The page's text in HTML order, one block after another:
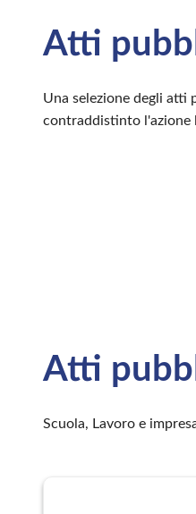
Atti
Una selezione degli atti
contraddistinto l'azione
Atti
Scuola, Lavoro e